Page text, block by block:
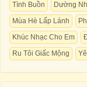
Tình Buồn
Dường
Mùa Hè Lấp Lánh
Khúc Nhạc Cho Em
Ru Tôi Giấc Mộng